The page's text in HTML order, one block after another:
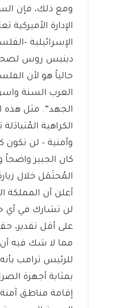
ومع ذلك، فإن
الإدارة
الإسرائيلية -
دينيس روس
حالياً هو لأن
العرب السنة
الجهد”. مثل هذه
الكراهية
وأمنية – لن
كان الجبير
المُحتَمَل خلال
أعلن أن المملكة
لن تشارك في أي
على أقل تقدير،
مما لا شك فيه أن
للرئيس ترامب
بمثابة أجهزة
إقامة مناطق